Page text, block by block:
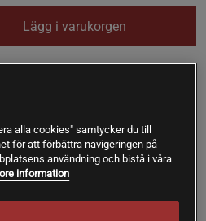
Lägg i varukorgen
naturligt koffeinfria smaker för
alla cookies" samtycker du till
för att förbättra navigeringen på
användning och bistå i våra
information